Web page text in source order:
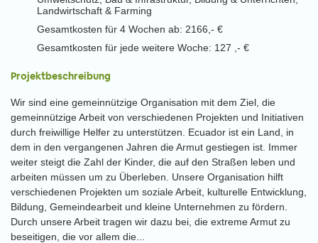
Landwirtschaft & Farming
Gesamtkosten für 4 Wochen ab: 2166,- €
Gesamtkosten für jede weitere Woche: 127 ,- €
Projektbeschreibung
Wir sind eine gemeinnützige Organisation mit dem Ziel, die
gemeinnützige Arbeit von verschiedenen Projekten und Initiativen
durch freiwillige Helfer zu unterstützen. Ecuador ist ein Land, in
dem in den vergangenen Jahren die Armut gestiegen ist. Immer
weiter steigt die Zahl der Kinder, die auf den Straßen leben und
arbeiten müssen um zu Überleben. Unsere Organisation hilft
verschiedenen Projekten um soziale Arbeit, kulturelle Entwicklung,
Bildung, Gemeindearbeit und kleine Unternehmen zu fördern.
Durch unsere Arbeit tragen wir dazu bei, die extreme Armut zu
beseitigen, die vor allem die...